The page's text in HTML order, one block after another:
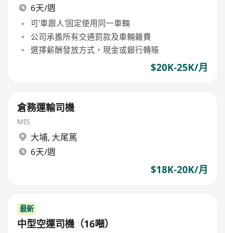
6天/週
可'車跟人'固定使用同一車輛
公司承擔所有交通罰款及車輛雜費
選擇薪酬發放方式，現金或銀行轉賬
$20K-25K/月
倉務運輸司機
MIS
大埔, 大尾篤
6天/週
$18K-20K/月
最新
中型空運司機（16噸）